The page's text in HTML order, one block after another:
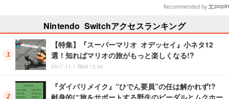
「HoYoverse」関連フィギュアを
Recommended by
Nintendo Switchアクセスランキング
【特集】『スーパーマリオ オデッセイ』小ネタ12
選！知ればマリオの旅がもっと楽しくなる!?
2017.11.1 Wed 12:30
『ダイパリメイク』“ひでん要員”の任は解かれず!?
献身的に旅をサポートする野生のビーダルとムクホー